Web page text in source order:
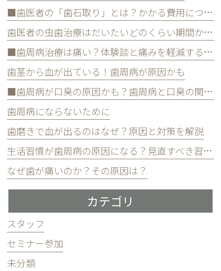
■歯医者の「歯石取り」とは？かかる費用について
歯医者の虫歯治療はだいたいどのくらい期間かかる？
■歯周病治療は痛い？体験談と痛みを軽減する方法
歯茎から血が出ている！歯周病が原因かも
■歯周病が口臭の原因かも？歯周病と口臭の関係について
歯周病にならないために
歯磨きで血が出るのはなぜ？原因と対策を解説
生活習慣が歯周病の原因になる？見直すべき習慣とは？
なぜ歯が痛いのか？その原因は？
カテゴリ
スタッフ
セミナー参加
未分類